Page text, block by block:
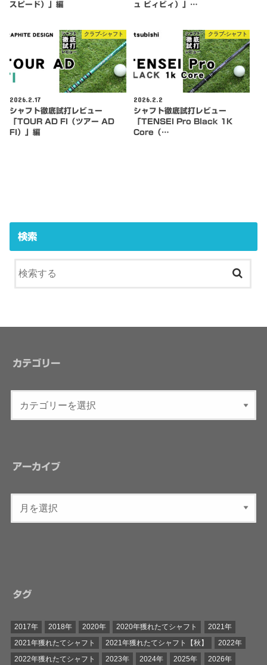
スピード）」編
ュ ビィビィ）」…
クラブ-シャフト
2026.2.17
シャフト徹底試打レビュー
「TOUR AD FI（ツアー AD
FI）」編
クラブ-シャフト
2026.2.2
シャフト徹底試打レビュー
「TENSEI Pro Black 1K
Core（…
検索
カテゴリー
アーカイブ
タグ
2017年 2018年 2020年 2020年獲れたてシャフト
2021年
2021年獲れたてシャフト
2021年獲れたてシャフト【秋】
2022年
2022年獲れたてシャフト
2023年 2024年 2025年
2026年